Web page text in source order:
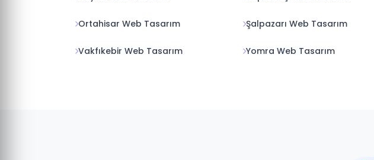
Ortahisar Web Tasarım Şalpazarı Web Tasarım
Vakfıkebir Web Tasarım Yomra Web Tasarım